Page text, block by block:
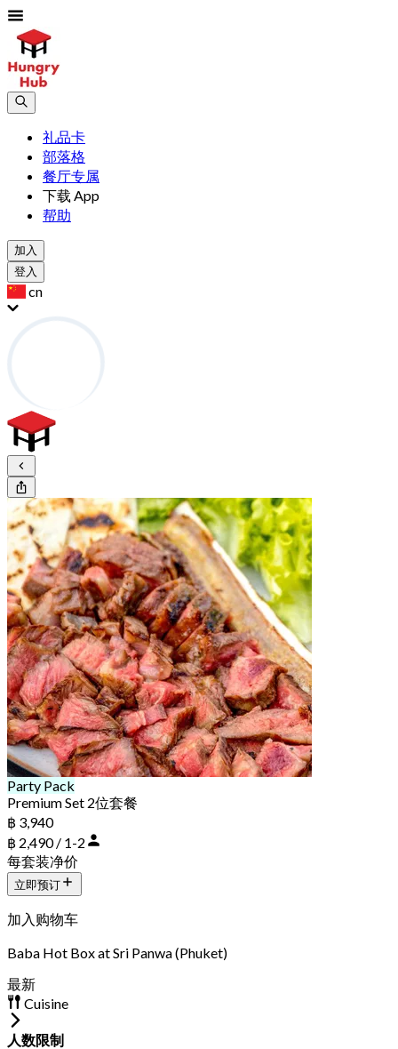
礼品卡
部落格
餐厅专属
下载 App
帮助
加入
登入
cn
Party Pack
Premium Set 2位套餐
฿ 3,940
฿ 2,490 / 1-2
每套装净价
立即预订
加入购物车
Baba Hot Box at Sri Panwa (Phuket)
最新
Cuisine
人数限制